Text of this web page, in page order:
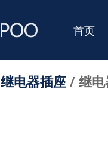
首页
继电器插座 / 继电